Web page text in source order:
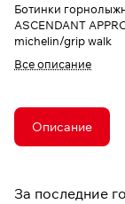
Ботинки
ASCENDANT
michelin/grip walk
Все описание
Описание
За последние